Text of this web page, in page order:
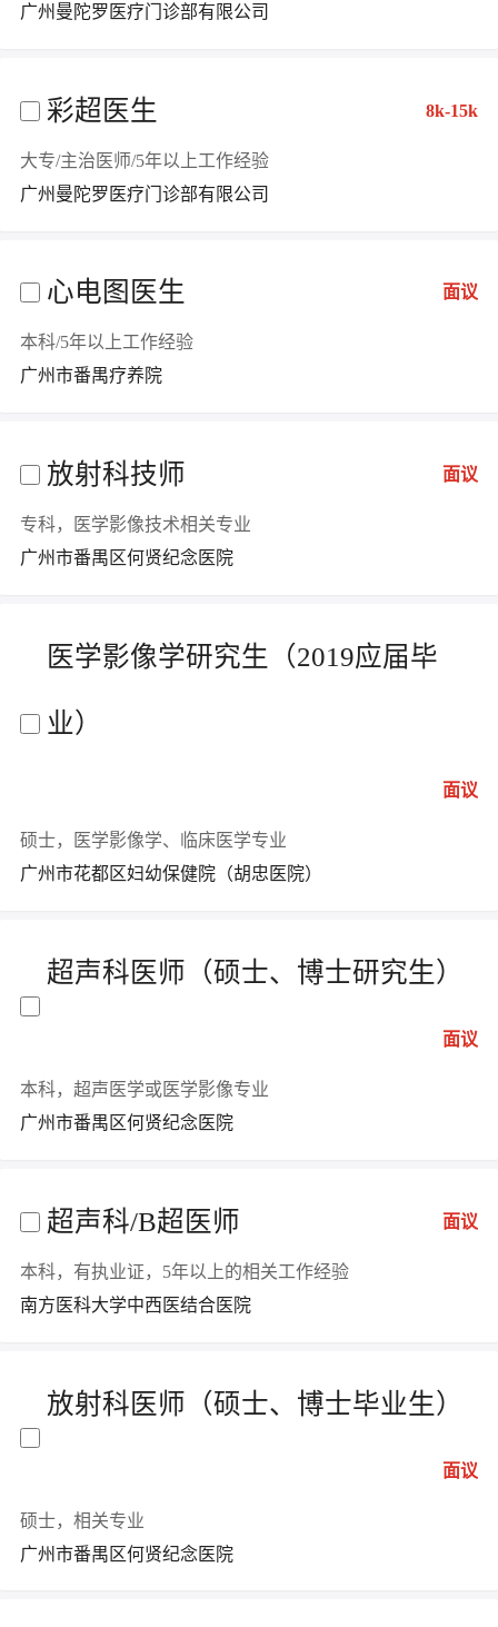
广州曼陀罗医疗门诊部有限公司
彩超医生 8k-15k
大专/主治医师/5年以上工作经验
广州曼陀罗医疗门诊部有限公司
心电图医生 面议
本科/5年以上工作经验
广州市番禺疗养院
放射科技师 面议
专科，医学影像技术相关专业
广州市番禺区何贤纪念医院
医学影像学研究生（2019应届毕
业）
面议
硕士，医学影像学、临床医学专业
广州市花都区妇幼保健院（胡忠医院）
超声科医师（硕士、博士研究生）
面议
本科，超声医学或医学影像专业
广州市番禺区何贤纪念医院
超声科/B超医师 面议
本科，有执业证，5年以上的相关工作经验
南方医科大学中西医结合医院
放射科医师（硕士、博士毕业生）
面议
硕士，相关专业
广州市番禺区何贤纪念医院